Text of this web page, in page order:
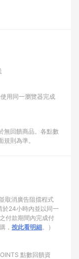
用同一瀏覽器完成
無回饋商品。各點數
則為準。
取消廣告阻擋程式
於24小時內並以同一
付款期間內完成付
， 按此看明細。）
點數回饋資